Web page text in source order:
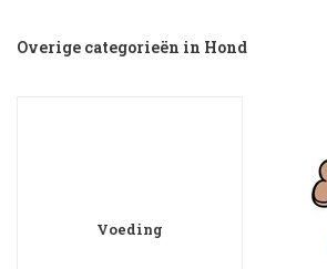
Overige categorieën in Hond
Voeding